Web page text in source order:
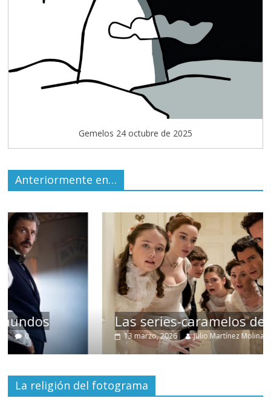
Gemelos 24 octubre de 2025
Anteriormente en…
Las series-caramelos de Shondaland
13 marzo, 2026 Julio Martínez Molina 0
La religión del fotograma